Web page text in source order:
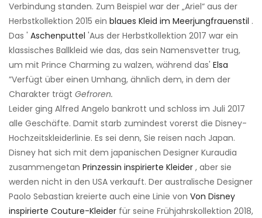
Verbindung standen. Zum Beispiel war der „Ariel“ aus der
Herbstkollektion 2015 ein blaues Kleid im Meerjungfrauenstil .
Das ' Aschenputtel 'Aus der Herbstkollektion 2017 war ein
klassisches Ballkleid wie das, das sein Namensvetter trug,
um mit Prince Charming zu walzen, während das' Elsa
”Verfügt über einen Umhang, ähnlich dem, in dem der
Charakter trägt Gefroren.
Leider ging Alfred Angelo bankrott und schloss im Juli 2017
alle Geschäfte. Damit starb zumindest vorerst die Disney-
Hochzeitskleiderlinie. Es sei denn, Sie reisen nach Japan.
Disney hat sich mit dem japanischen Designer Kuraudia
zusammengetan Prinzessin inspirierte Kleider , aber sie
werden nicht in den USA verkauft. Der australische Designer
Paolo Sebastian kreierte auch eine Linie von Von Disney
inspirierte Couture-Kleider für seine Frühjahrskollektion 2018,